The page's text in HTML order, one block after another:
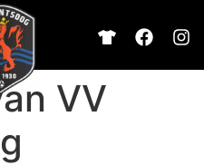
VV